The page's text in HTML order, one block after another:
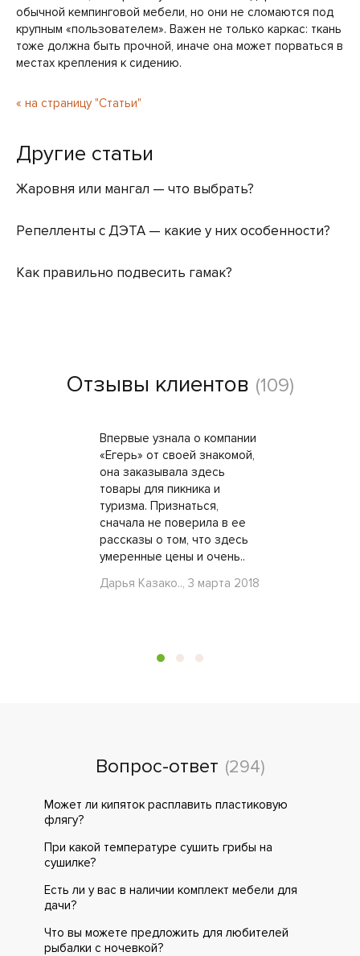
обычной кемпинговой мебели, но они не сломаются под
крупным «пользователем». Важен не только каркас: ткань
тоже должна быть прочной, иначе она может порваться в
местах крепления к сидению.
« на страницу "Статьи"
Другие статьи
Жаровня или мангал — что выбрать?
Репелленты с ДЭТА — какие у них особенности?
Как правильно подвесить гамак?
Отзывы клиентов (109)
Впервые узнала о компании
«Егерь» от своей знакомой,
она заказывала здесь
товары для пикника и
туризма. Признаться,
сначала не поверила в ее
рассказы о том, что здесь
умеренные цены и очень..
Дарья Казако.., 3 марта 2018
Вопрос-ответ (294)
Может ли кипяток расплавить пластиковую
флягу?
При какой температуре сушить грибы на
сушилке?
Есть ли у вас в наличии комплект мебели для
дачи?
Что вы можете предложить для любителей
рыбалки с ночевкой?